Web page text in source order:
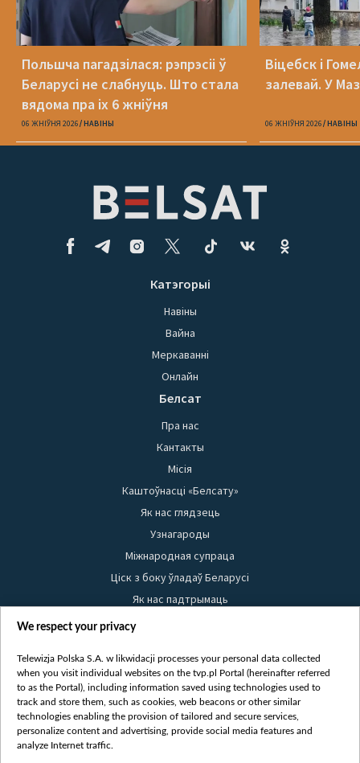
Польшча пагадзілася: рэпрэсіі ў
Беларусі не слабнуць. Што стала
вядома пра іх 6 жніўня
06 ЖНІЎНЯ 2026 НАВІНЫ
Віцебск і
залевай. У
06 ЖНІЎНЯ 2026 НАВІНЫ
Катэгорыі
Навіны
Вайна
Меркаванні
Онлайн
Белсат
Пра нас
Кантакты
Місія
Каштоўнасці «Белсату»
Як нас глядзець
Узнагароды
Міжнародная супраца
Ціск з боку ўладаў Беларусі
Як нас падтрымаць
Правілы выкарыстання матэрыялаў
Бяспека
Youtube
Белсат news
Белсат Shorts
We respect your privacy
Telewizja Polska S.A. w likwidacji processes your personal data collected
when you visit individual websites on the tvp.pl Portal (hereinafter referred
to as the Portal), including information saved using technologies used to
track and store them, such as cookies, web beacons or other similar
technologies enabling the provision of tailored and secure services,
personalize content and advertising, provide social media features and
analyze Internet traffic.